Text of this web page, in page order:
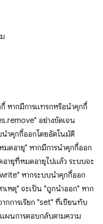
หากมีการแทรกหรือนำคุกกี้
อย่างชัดเจน
นำคุกกี้ออกโดยอัตโนมัติ
มดอายุ" หากมีการนำคุกกี้ออก
ายุที่หมดอายุไปแล้ว ระบบจะ
หากระบบนำคุกกี้ออก
เหตุ" จะเป็น "ถูกนำออก" หาก
กการเรียก "set" ที่เขียนทับ
ผนการตอบกลับตามความ